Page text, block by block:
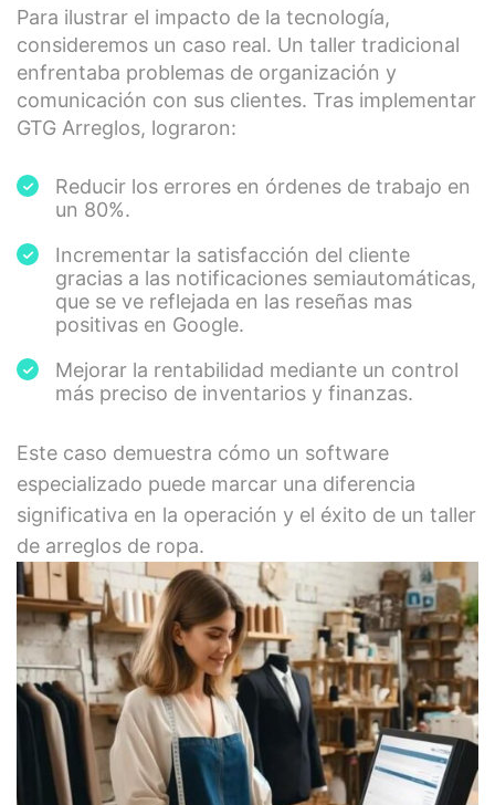
Para ilustrar el impacto de la tecnología,
consideremos un caso real. Un taller tradicional
enfrentaba problemas de organización y
comunicación con sus clientes. Tras implementar
GTG Arreglos, lograron:
Reducir los errores en órdenes de trabajo en
un 80%.
Incrementar la satisfacción del cliente
gracias a las notificaciones semiautomáticas,
que se ve reflejada en las reseñas mas
positivas en Google.
Mejorar la rentabilidad mediante un control
más preciso de inventarios y finanzas.
Este caso demuestra cómo un software
especializado puede marcar una diferencia
significativa en la operación y el éxito de un taller
de arreglos de ropa.